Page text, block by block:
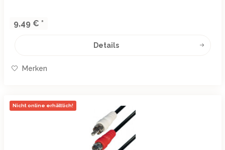
9,49 € *
Details
Merken
Nicht online erhältlich!